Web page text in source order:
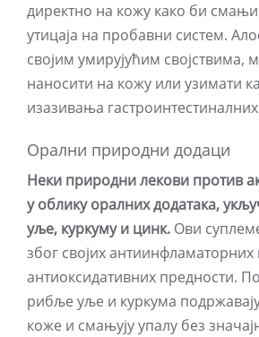
директно на кожу како би
утицаја на пробавни систем.
својим умирујућим својствима,
наносити на кожу или узимати
изазивања
Орални природни додаци
Неки природни лекови против
у облику оралних додатака,
уље, куркуму и цинк. Ови
због својих антиинфламаторних
антиоксидативних предности.
рибље уље и куркума
коже и смањују упалу без